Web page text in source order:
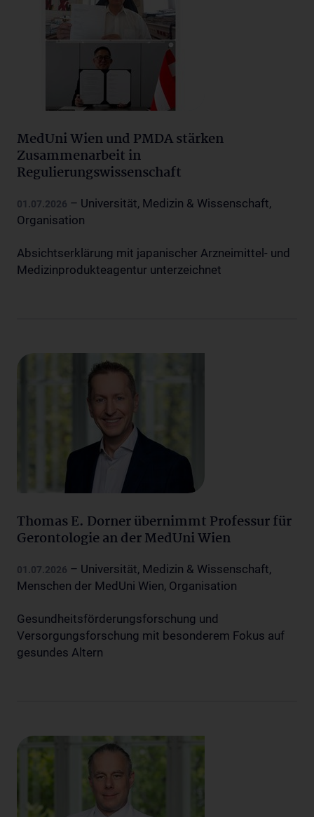
MedUni Wien und PMDA stärken
Zusammenarbeit in
Regulierungswissenschaft
01.07.2026 – Universität, Medizin & Wissenschaft,
Organisation
Absichtserklärung mit japanischer Arzneimittel- und
Medizinprodukteagentur unterzeichnet
Thomas E. Dorner übernimmt Professur für
Gerontologie an der MedUni Wien
01.07.2026 – Universität, Medizin & Wissenschaft,
Menschen der MedUni Wien, Organisation
Gesundheitsförderungsforschung und
Versorgungsforschung mit besonderem Fokus auf
gesundes Altern